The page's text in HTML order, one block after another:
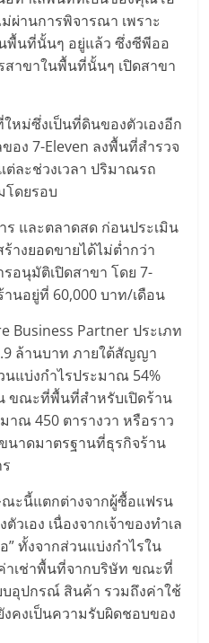
ผ่านการพิจารณา เพราะ
พื้นที่นั้นๆ อยู่แล้ว ซึ่งซีพีออ
าขาในพื้นที่นั้นๆ เปิดสาขา
หม่ซึ่งเป็นที่ดินของตัวเองอีก
อง 7-Eleven ลงพื้นที่สำรวจ
ต่ละช่วงเวลา ปริมาณรถ
ดยรอบ
ร และตลาดสด ก่อนประเมิน
างยอดขายได้ไม่ต่ำกว่า
อนุมัติเปิดสาขา โดย 7-
านอยู่ที่ 60,000 บาท/เดือน
Business Partner ประเภท
ล้านบาท ภายใต้สัญญา
นแบ่งกำไรประมาณ 54%
ขณะที่พื้นที่สำหรับเปิดร้าน
ณ 450 ตารางวา หรือราว
นาดมาตรฐานที่ธุรกิจร้าน
ะนี้แตกต่างจากผู้ซื้อแฟรน
เอง เนื่องจากเจ้าของทำเล
” ทั้งจากส่วนแบ่งกำไรใน
าเช่าพื้นที่จากบริษัท ขณะที่
อุปกรณ์ สินค้า รวมถึงค่าใช้
คงเป็นความรับผิดชอบของ